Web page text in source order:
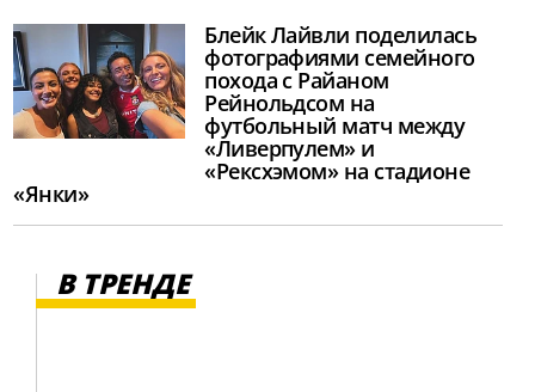
Блейк Лайвли поделилась
фотографиями семейного
похода с Райаном
Рейнольдсом на
футбольный матч между
«Ливерпулем» и
«Рексхэмом» на стадионе
«Янки»
В ТРЕНДЕ